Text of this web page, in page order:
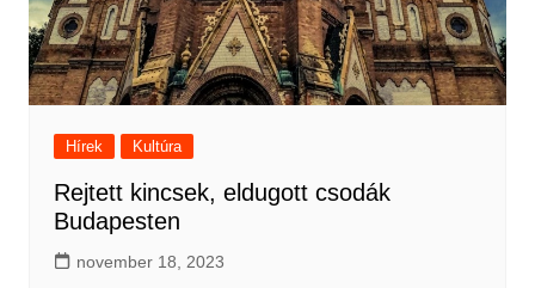
Hírek Kultúra
Rejtett kincsek, eldugott csodák
Budapesten
november 18, 2023